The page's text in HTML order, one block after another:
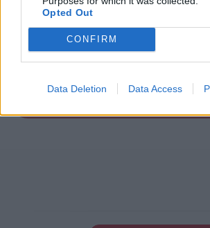
Opted Out
CONFIRM
Data Deletion Data Access
Télécharger PC2.jpg
Télécharger le fichier